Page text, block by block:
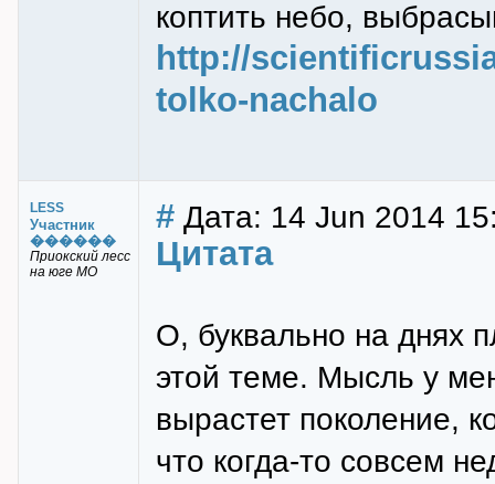
коптить небо,
http://
tolko-nachalo
LESS
Участник
������
Приокский лесс
на юге МО
# Дата: 14 Jun 2014
Цитата
О, буквально на днях
этой теме. Мысль у
вырастет поколение,
что когда-то совсем